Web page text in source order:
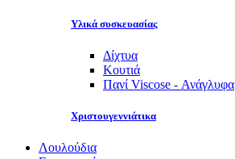
Υλικά συσκευασίας
Δίχτυα
Κουτιά
Πανί Viscose - Ανάγλυφα
Χριστουγεννιάτικα
Λουλούδια